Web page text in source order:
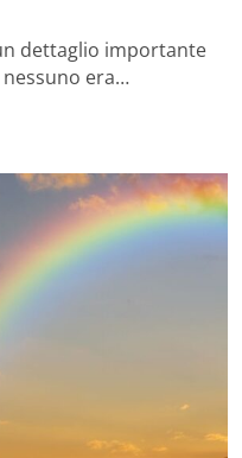
dettaglio importante
nessuno era…